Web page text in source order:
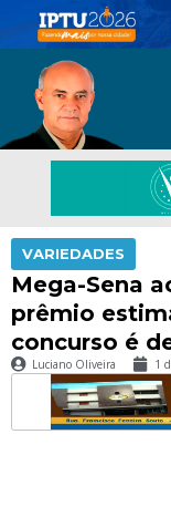
VARIEDADES
Mega-Sena
prêmio
concurso é
Luciano Oliveira 1